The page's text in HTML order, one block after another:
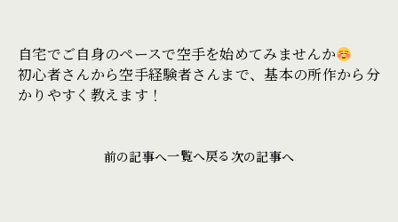
自宅でご自身のペースで空手を始めてみませんか
初心者さんから空手経験者さんまで、基本の所作から分
かりやすく教えます！
前の記事へ一覧へ戻る 次の記事へ